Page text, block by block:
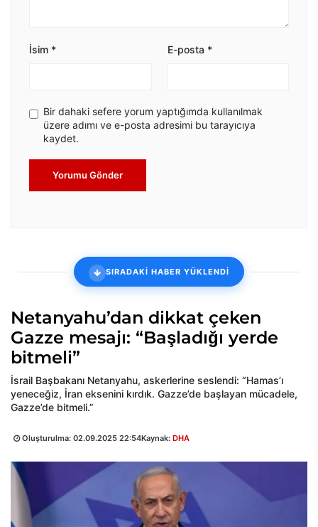
İsim * E-posta *
Bir dahaki sefere yorum yaptığımda kullanılmak
üzere adımı ve e-posta adresimi bu tarayıcıya
kaydet.
Yorumu Gönder
SIRADAKİ HABER YÜKLENDİ
Netanyahu’dan dikkat çeken
Gazze mesajı: “Başladığı yerde
bitmeli”
İsrail Başbakanı Netanyahu, askerlerine seslendi: “Hamas’ı
yeneceğiz, İran eksenini kırdık. Gazze’de başlayan mücadele,
Gazze’de bitmeli.”
Oluşturulma: 02.09.2025 22:54Kaynak: DHA